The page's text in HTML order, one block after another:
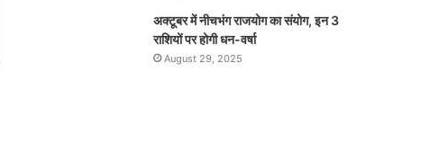
अक्टूबर में नीचभंग राजयोग का संयोग, इन 3
राशियों पर होगी धन-वर्षा
August 29, 2025